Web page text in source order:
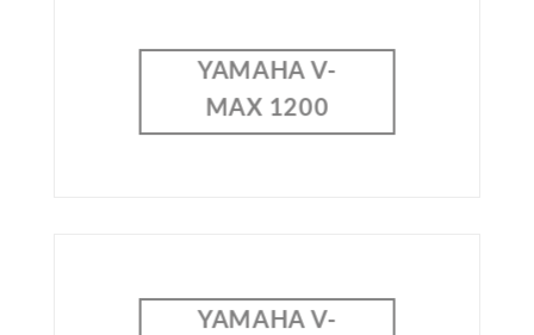
YAMAHA V-
MAX 1200
YAMAHA V-